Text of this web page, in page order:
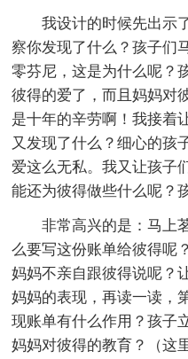
我设计的时候先出示
察你发现了什么？孩子们
零芬尼，这是为什么呢？
彼得的爱了，而且妈妈对
是十年的辛劳啊！我接着
又发现了什么？细心的孩
爱这么无私。我又让孩子
能还为彼得做些什么呢？
非常高兴的是：马上
么要写这份账单给彼得呢
妈妈不亲自跟彼得说呢？
妈妈的表现，再读一读，
现账单有什么作用？孩子
妈妈对彼得的教育？（这